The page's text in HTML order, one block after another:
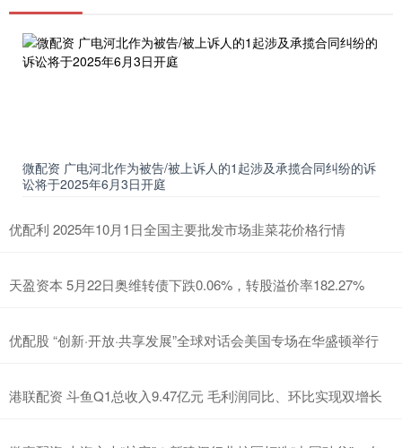
微配资 广电河北作为被告/被上诉人的1起涉及承揽合同纠纷的诉
讼将于2025年6月3日开庭
优配利 2025年10月1日全国主要批发市场韭菜花价格行情
天盈资本 5月22日奥维转债下跌0.06%，转股溢价率182.27%
优配股 “创新·开放·共享发展”全球对话会美国专场在华盛顿举行
港联配资 斗鱼Q1总收入9.47亿元 毛利润同比、环比实现双增长